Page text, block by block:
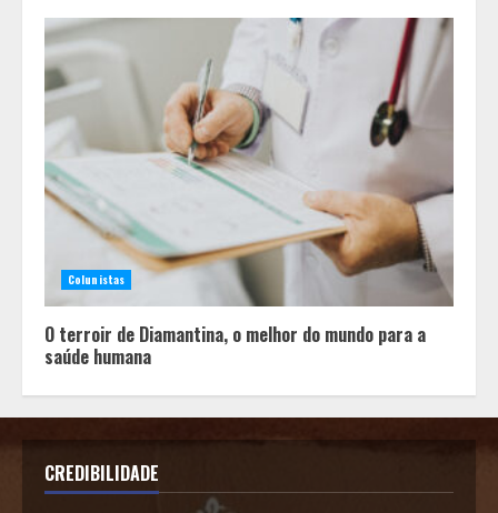
Colunistas
O terroir de Diamantina, o melhor do mundo para a
saúde humana
CREDIBILIDADE